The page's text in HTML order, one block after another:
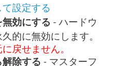
設定する
効にする - ハードウ
的に無効にします。
戻せません。
除する - マスターフ